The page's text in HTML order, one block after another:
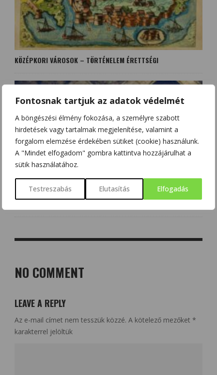
Fontosnak tartjuk az adatok védelmét
A böngészési élmény fokozása, a személyre szabott
hirdetések vagy tartalmak megjelenítése, valamint a
forgalom elemzése érdekében sütiket (cookie) használunk.
A "Mindet elfogadom" gombra kattintva hozzájárulhat a
sütik használatához.
Testreszabás Elutasítás Elfogadás
KÖZÉPKORI VÁROSOK – TÖRTÉNELEM ÉRETTSÉGI
TÖRTÉNELEM ÉRETTSÉGI: NAGY FÖLDRAJZI FELFEDEZÉSEK
NO COMMENT
LEAVE A REPLY
Az e-mail címet nem tesszük közzé. A kötelező mezőket *
karakterrel jelöltük